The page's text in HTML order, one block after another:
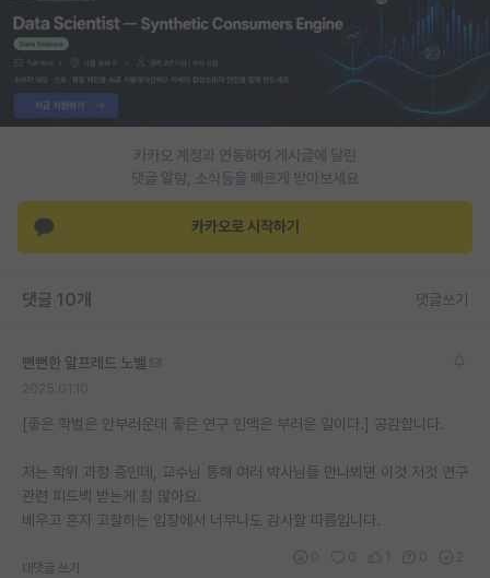
카카오 계정과 연동하여 게시글에 달린
댓글 알람, 소식등을 빠르게 받아보세요
카카오로 시작하기
댓글 10개 댓글쓰기
뻔뻔한 알프레드 노벨
[좋은 학벌은 안부러운데 좋은 연구 인맥은 부러운 일이다.] 공감합니다.
저는 학위 과정 중인데, 교수님 통해 여러 박사님들 만나뵈면 이것 저것 연구
관련 피드백 받는게 참 많아요.
배우고 혼자 고찰하는 입장에서 너무나도 감사할 따름입니다.
대댓글 쓰기